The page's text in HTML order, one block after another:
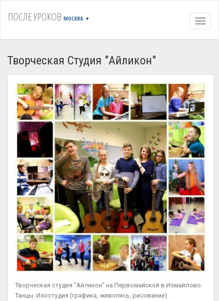
ПОСЛЕ УРОКОВ МОСКВА ▼
Творческая Студия "Айликон"
Творческая студия "Айликон" на Первомайской в Измайлово.
Танцы. Изостудия (графика, живопись, рисование).